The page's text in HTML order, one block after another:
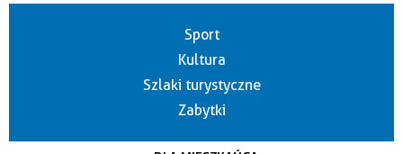
Sport
Kultura
Szlaki turystyczne
Zabytki